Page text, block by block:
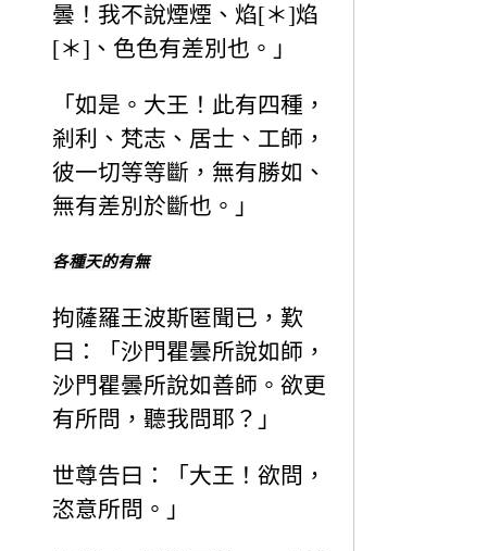
曇！我不說煙煙、焰[＊]焰
[＊]、色色有差別也。」
「如是。大王！此有四種，
剎利、梵志、居士、工師，
彼一切等等斷，無有勝如、
無有差別於斷也。」
各種天的有無
拘薩羅王波斯匿聞已，歎
曰：「沙門瞿曇所說如師，
沙門瞿曇所說如善師。欲更
有所問，聽我問耶？」
世尊告曰：「大王！欲問，
恣意所問。」